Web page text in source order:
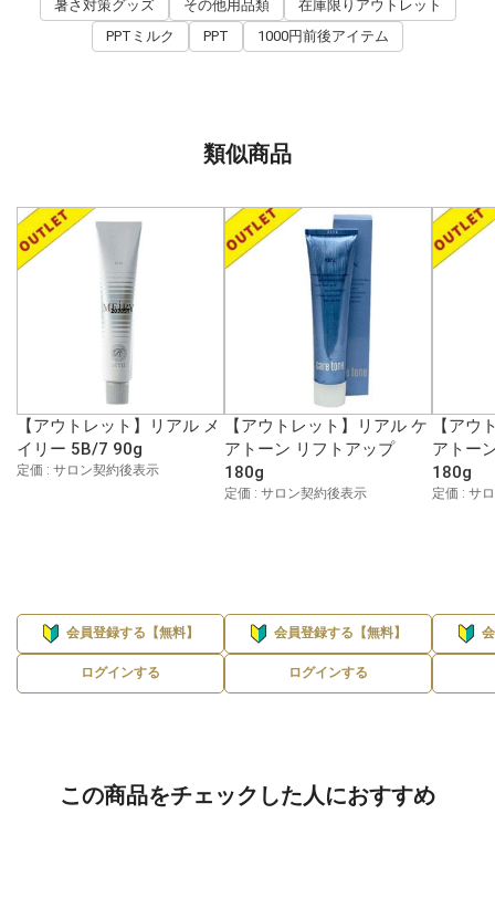
暑さ対策グッズ
その他用品類
在庫限りアウトレット
PPTミルク
PPT 1000円前後アイテム
類似商品
【アウトレット】リアル メ
イリー 5B/7 90g
定価 : サロン契約後表示
会員登録する【無料】
ログインする
【アウトレット】リアル ケ
アトーン リフトアップ
180g
定価 : サロン契約後表示
会員登録する【無料】
ログインする
【アウ
アトー
180g
定価 : サ
この商品をチェックした人におすすめ